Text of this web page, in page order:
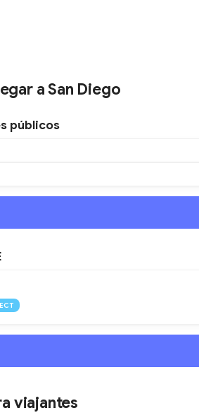
a San Diego
públicos
viajantes